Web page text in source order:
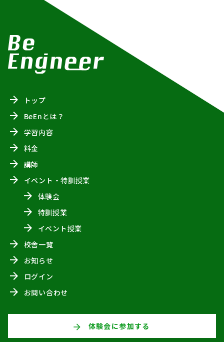
トップ
BeEnとは？
学習内容
料金
講師
イベント・特訓授業
体験会
特訓授業
イベント授業
校舎一覧
お知らせ
ログイン
お問い合わせ
体験会に参加する